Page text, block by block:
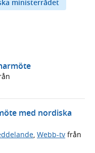
ministerrådet
med nordiska
Webb-tv från